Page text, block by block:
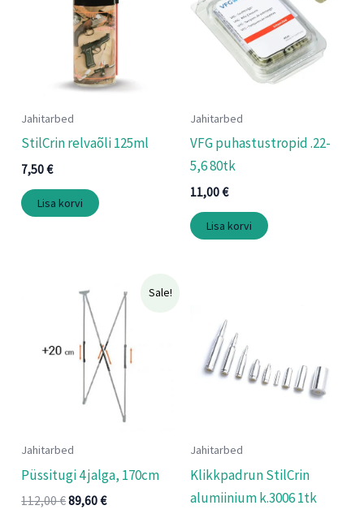
Jahitarbed
StilCrin relvaõli 125ml
7,50€
Lisa korvi
Jahitarbed
VFG puhastustropid .22-
5,6 80tk
11,00€
Lisa korvi
Sale!
Jahitarbed
Püssitugi 4 jalga, 170cm
112,00€
Algne
hind
112,00 €.
89,60€
Praegune
hind
on:
89,60 €.
Jahitarbed
Klikkpadrun StilCrin
alumiinium k.3006 1tk